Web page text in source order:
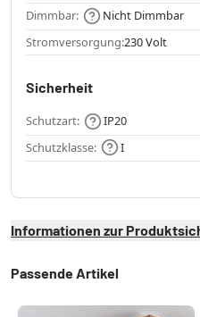
Dimmbar:
Nicht Dimmbar
Stromversorgung:230 Volt
Sicherheit
Schutzart:
IP20
Schutzklasse:
I
Informationen zur
Passende Artikel